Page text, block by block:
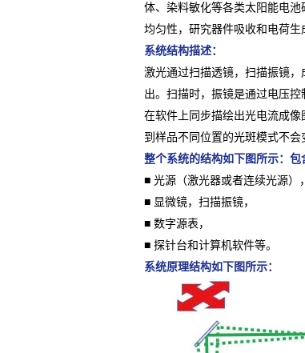
体、染料敏化等各类太阳能电
均匀性，研究器件吸收和电荷生
系统结构描述：
激光通过扫描透镜，扫描振镜
出。扫描时，振镜是通过电压
在软件上同步描绘出光电流成
到样品不同位置的光斑模式不会
整个系统的结构如下图所示：包
■ 光源（激光器或者连续光源），
■ 显微镜，扫描振镜，
■ 数字源表，
■ 探针台和计算机软件等。
系统原理结构如下图所示：